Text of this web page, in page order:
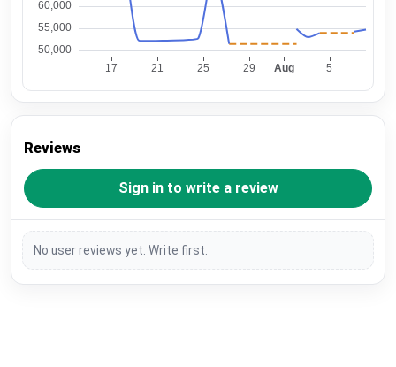
Reviews
Sign in to write a review
No user reviews yet. Write first.